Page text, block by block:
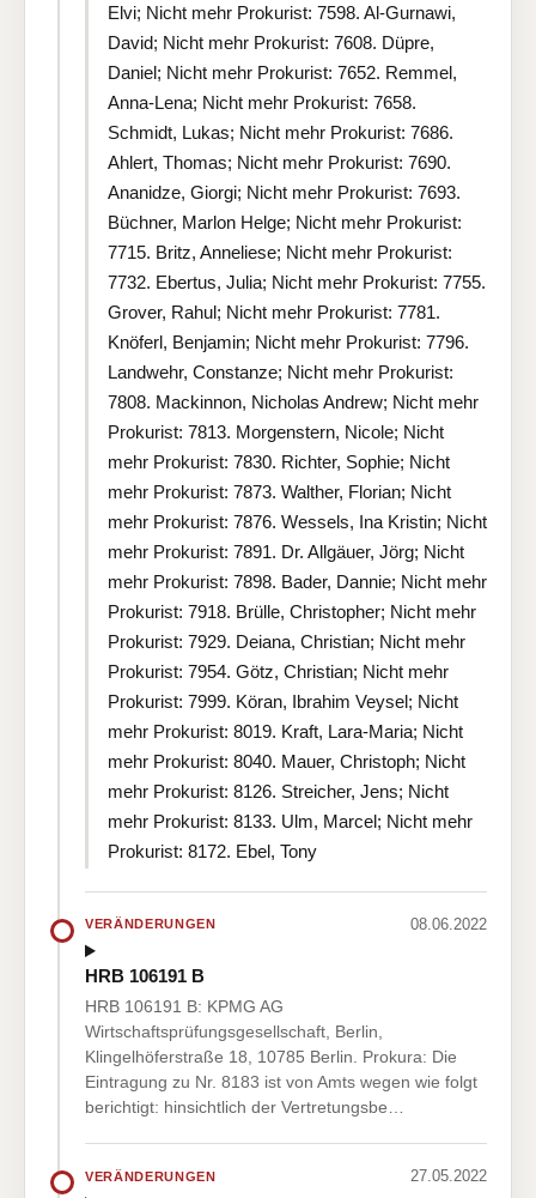
Elvi; Nicht mehr Prokurist: 7598. Al-Gurnawi,
David; Nicht mehr Prokurist: 7608. Düpre,
Daniel; Nicht mehr Prokurist: 7652. Remmel,
Anna-Lena; Nicht mehr Prokurist: 7658.
Schmidt, Lukas; Nicht mehr Prokurist: 7686.
Ahlert, Thomas; Nicht mehr Prokurist: 7690.
Ananidze, Giorgi; Nicht mehr Prokurist: 7693.
Büchner, Marlon Helge; Nicht mehr Prokurist:
7715. Britz, Anneliese; Nicht mehr Prokurist:
7732. Ebertus, Julia; Nicht mehr Prokurist: 7755.
Grover, Rahul; Nicht mehr Prokurist: 7781.
Knöferl, Benjamin; Nicht mehr Prokurist: 7796.
Landwehr, Constanze; Nicht mehr Prokurist:
7808. Mackinnon, Nicholas Andrew; Nicht mehr
Prokurist: 7813. Morgenstern, Nicole; Nicht
mehr Prokurist: 7830. Richter, Sophie; Nicht
mehr Prokurist: 7873. Walther, Florian; Nicht
mehr Prokurist: 7876. Wessels, Ina Kristin; Nicht
mehr Prokurist: 7891. Dr. Allgäuer, Jörg; Nicht
mehr Prokurist: 7898. Bader, Dannie; Nicht mehr
Prokurist: 7918. Brülle, Christopher; Nicht mehr
Prokurist: 7929. Deiana, Christian; Nicht mehr
Prokurist: 7954. Götz, Christian; Nicht mehr
Prokurist: 7999. Köran, Ibrahim Veysel; Nicht
mehr Prokurist: 8019. Kraft, Lara-Maria; Nicht
mehr Prokurist: 8040. Mauer, Christoph; Nicht
mehr Prokurist: 8126. Streicher, Jens; Nicht
mehr Prokurist: 8133. Ulm, Marcel; Nicht mehr
Prokurist: 8172. Ebel, Tony
VERÄNDERUNGEN 08.06.2022
HRB 106191 B
HRB 106191 B: KPMG AG
Wirtschaftsprüfungsgesellschaft, Berlin,
Klingelhöferstraße 18, 10785 Berlin. Prokura: Die
Eintragung zu Nr. 8183 ist von Amts wegen wie folgt
berichtigt: hinsichtlich der Vertretungsbe…
VERÄNDERUNGEN 27.05.2022